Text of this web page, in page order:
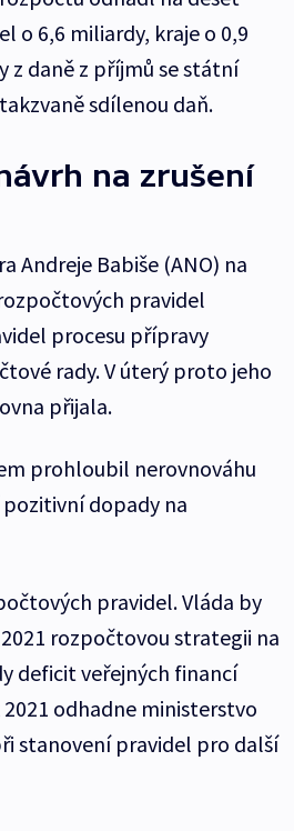
o 6,6 miliardy, kraje o 0,9
z daně z příjmů se státní
sdílenou daň.
na zrušení
Andreje Babiše (ANO) na
pravidel
procesu přípravy
rady. V úterý proto jeho
přijala.
prohloubil nerovnováhu
dopady na
pravidel. Vláda by
rozpočtovou strategii na
deficit veřejných financí
odhadne ministerstvo
stanovení pravidel pro další